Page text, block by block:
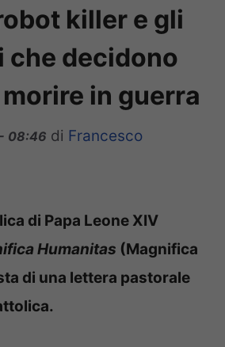
killer e gli
che decidono
in guerra
08:46 di Francesco
di Papa Leone XIV
Humanitas (Magnifica
di una lettera pastorale